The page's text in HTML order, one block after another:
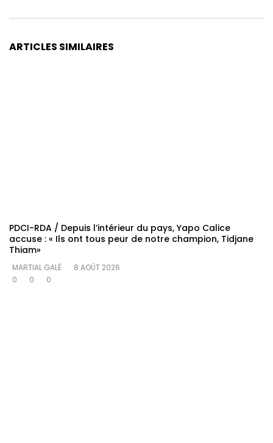
ARTICLES SIMILAIRES
PDCI-RDA / Depuis l’intérieur du pays, Yapo Calice
accuse : « Ils ont tous peur de notre champion, Tidjane
Thiam»
MARTIAL GALÉ
8 AOÛT 2026
0
0 0